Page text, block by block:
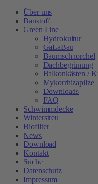
Über uns
Baustoff
Green Line
Hydrokultur
GaLaBau
Baumschnorchel
Dachbegrünung
Balkonkästen /
Mykorrhizapilze
Downloads
FAQ
Schwimmdecke
Winterstreu
Biofilter
News
Download
Kontakt
Suche
Datenschutz
Impressum